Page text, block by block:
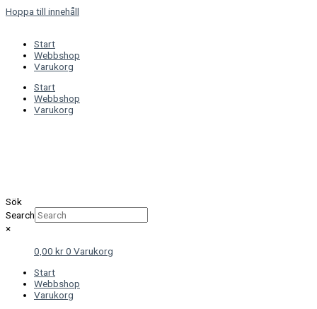
Hoppa till innehåll
Start
Webbshop
Varukorg
Start
Webbshop
Varukorg
Sök
Search
×
0,00 kr0 Varukorg
Start
Webbshop
Varukorg